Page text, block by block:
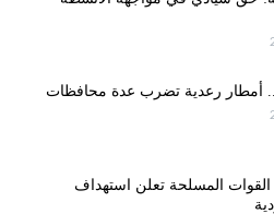
أمطار رعدية تضرب عدة محافظات
المسلحة تعلن استهداف